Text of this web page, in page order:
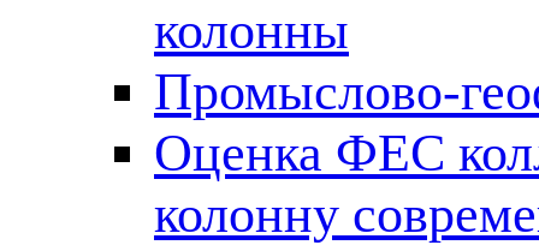
колонны
Промыслово-
Оценка ФЕС
колонну